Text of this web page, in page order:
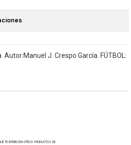
Autor:Manuel J. Crespo García. FÚTBOL:
TE INTERESEN OTROS PRODUCTOS DE